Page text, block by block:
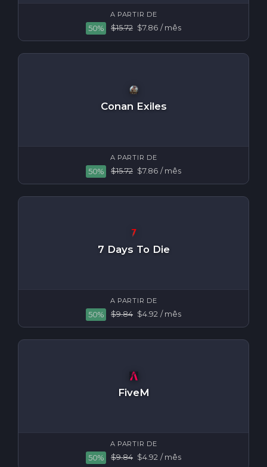
A PARTIR DE
50% $15.72 $7.86 / mês
Conan Exiles
A PARTIR DE
50% $15.72 $7.86 / mês
7 Days To Die
A PARTIR DE
50% $9.84 $4.92 / mês
FiveM
A PARTIR DE
50% $9.84 $4.92 / mês